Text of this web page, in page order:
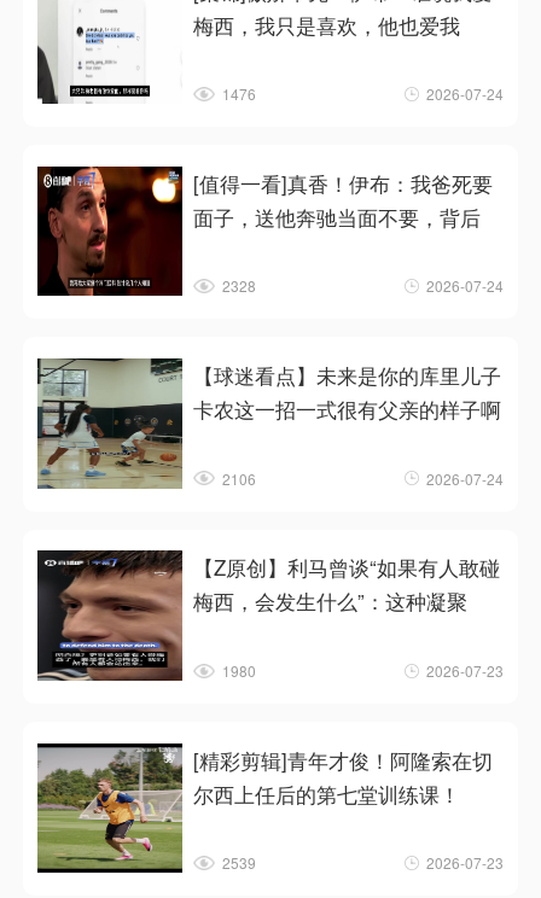
梅西，我只是喜欢，他也爱我
1476 2026-07-24
[值得一看]真香！伊布：我爸死要
面子，送他奔驰当面不要，背后
2328 2026-07-24
【球迷看点】未来是你的库里儿子
卡农这一招一式很有父亲的样子啊
2106 2026-07-24
【Z原创】利马曾谈“如果有人敢碰
梅西，会发生什么”：这种凝聚
1980 2026-07-23
[精彩剪辑]青年才俊！阿隆索在切
尔西上任后的第七堂训练课！
2539 2026-07-23